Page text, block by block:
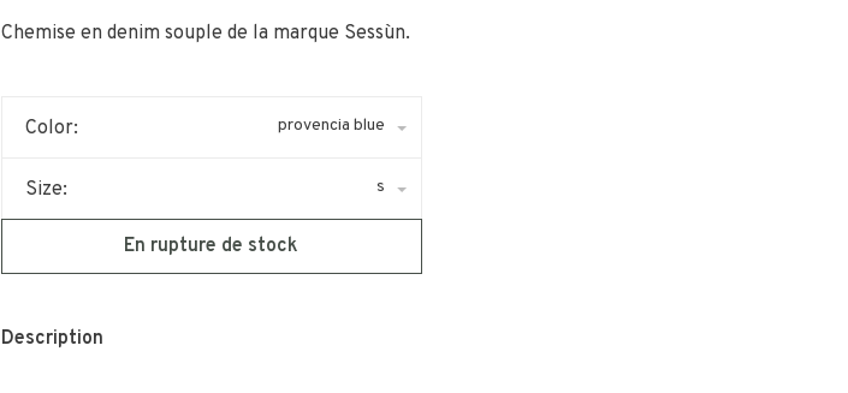
Chemise en denim souple de la marque Sessùn.
Color: provencia blue
Size: s
En rupture de stock
Description